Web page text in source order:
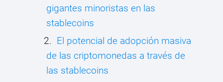
gigantes minoristas en las
stablecoins
El potencial de adopción masiva
de las criptomonedas a través de
las stablecoins